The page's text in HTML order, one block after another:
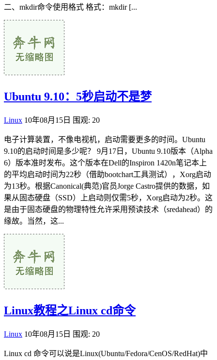
二、mkdir命令使用格式 格式：mkdir [...
Ubuntu 9.10：5秒启动不是梦
Linux 10年08月15日 围观: 20
电子计算装置，不像电视机，启动需要更多的时间。Ubuntu
9.10的启动时间是多少呢？ 9月17日，Ubuntu 9.10版本（Alpha
6）版本准时发布。这个版本在Dell的Inspiron 1420n笔记本上
的平均启动时间为22秒（借助bootchart工具测试），Xorg启动
为13秒。根据Canonical(典范)官员Jorge Castro提供的数据，如
果从固态硬盘（SSD）上启动则仅需5秒，Xorg启动为2秒。这
是由于固态硬盘的物理特性允许采用预读技术（sredahead）的
缘故。当然，这...
Linux教程之Linux cd命令
Linux 10年08月15日 围观: 20
Linux cd 命令可以说是Linux(Ubuntu/Fedora/CenOS/RedHat)中